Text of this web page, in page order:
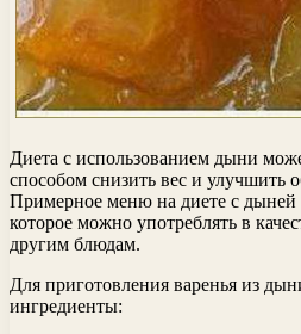
Диета с использованием дыни
способом снизить вес и улучшить
Примерное меню на диете с дыней
которое можно употреблять в
другим блюдам.
Для приготовления варенья из
ингредиенты: